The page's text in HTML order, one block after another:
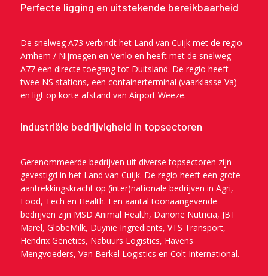
Perfecte ligging en uitstekende bereikbaarheid
De snelweg A73 verbindt het Land van Cuijk met de regio
Arnhem / Nijmegen en Venlo en heeft met de snelweg
A77 een directe toegang tot Duitsland. De regio heeft
twee NS stations, een containerterminal (vaarklasse Va)
en ligt op korte afstand van Airport Weeze.
Industriële bedrijvigheid in topsectoren
Gerenommeerde bedrijven uit diverse topsectoren zijn
gevestigd in het Land van Cuijk. De regio heeft een grote
aantrekkingskracht op (inter)nationale bedrijven in Agri,
Food, Tech en Health. Een aantal toonaangevende
bedrijven zijn MSD Animal Health, Danone Nutricia, JBT
Marel, GlobeMilk, Duynie Ingredients, VTS Transport,
Hendrix Genetics, Nabuurs Logistics, Havens
Mengvoeders, Van Berkel Logistics en Colt International.